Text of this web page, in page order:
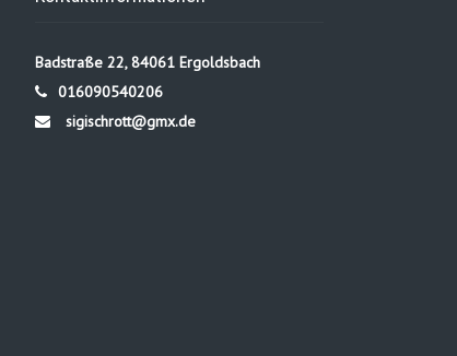
Badstraße 22, 84061 Ergoldsbach
016090540206
sigischrott@gmx.de